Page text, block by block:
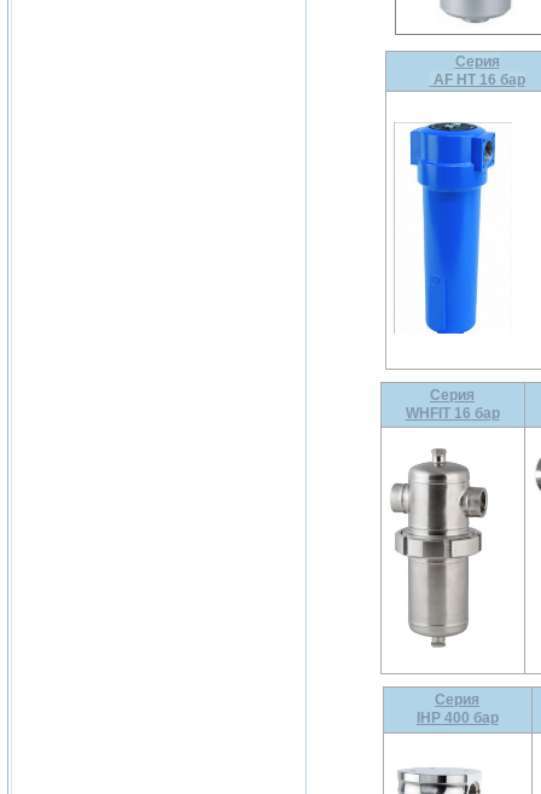
Серия
AF HT 16 бар
Серия
WHFIT 16 бар
Серия
IHP 400 бар